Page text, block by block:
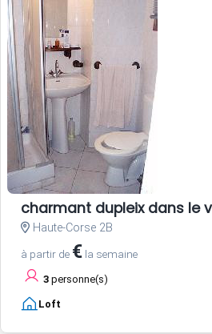
charmant dupleix dans le
Haute-Corse 2B
à partir de € la semaine
3 personne(s)
Loft